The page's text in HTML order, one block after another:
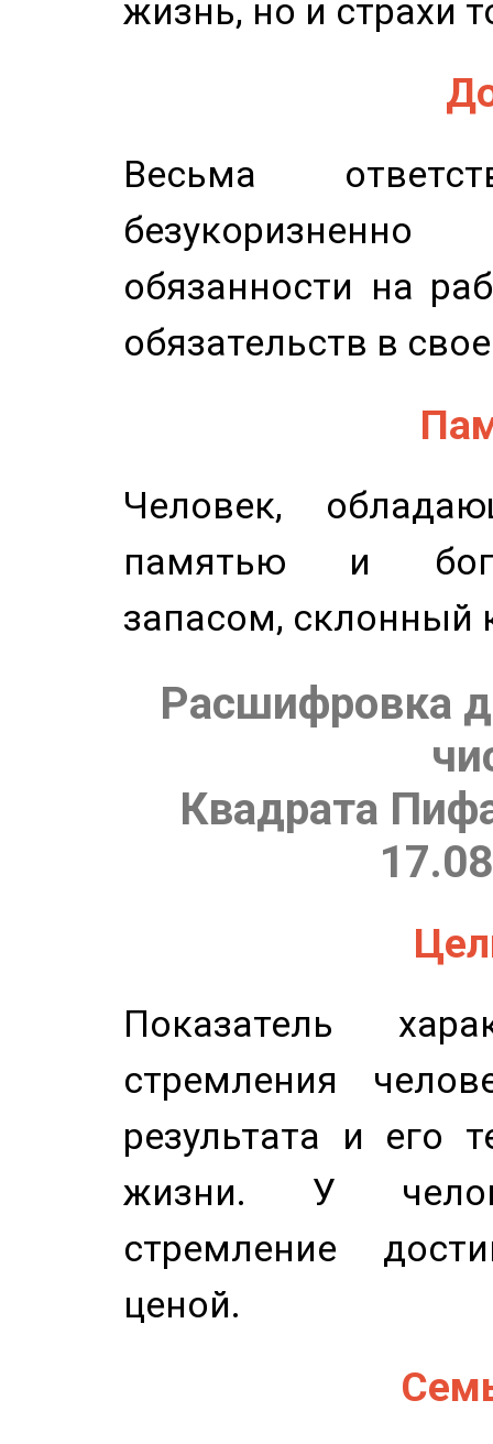
жизнь, но и страхи
Весьма
обязанности на
обязательств в
Человек,
памятью и
запасом, склонный
Расшифровка
Квадрата
Показатель
стремления
результата и его
жизни. У
стремление
ценой.